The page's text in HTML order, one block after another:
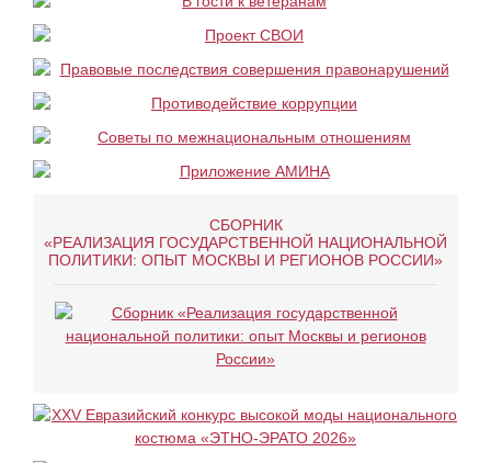
СБОРНИК
«РЕАЛИЗАЦИЯ ГОСУДАРСТВЕННОЙ НАЦИОНАЛЬНОЙ
ПОЛИТИКИ: ОПЫТ МОСКВЫ И РЕГИОНОВ РОССИИ»